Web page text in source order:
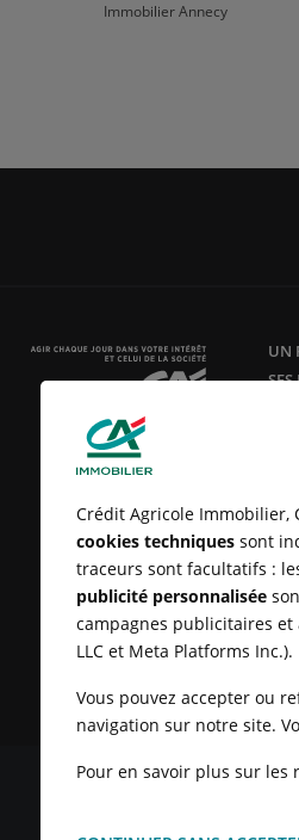
Immobilier Annecy
UN
SES
MENTIONS LÉGALES
Crédit Agricole Immobilier,
cookies techniquessont
traceurs sont facultatifs :
publicité personnalisée
campagnes publicitaires et
LLC et Meta Platforms Inc.).
Vous pouvez accepter ou
navigation sur notre site.
Pour en savoir plus sur les